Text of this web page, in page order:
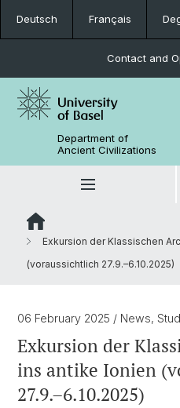
Deutsch Français
Contact and
Department of
Ancient Civilizations
Exkursion der Klassischen
(voraussichtlich 27.9.–6.10.2025)
06 February 2025 / News,
Exkursion der
ins antike Ionien
27.9.–6.10.2025)